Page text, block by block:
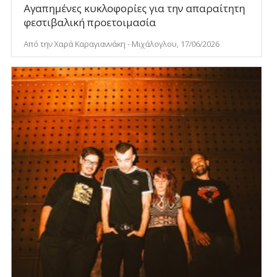
Αγαπημένες κυκλοφορίες για την απαραίτητη
φεστιβαλική προετοιμασία
Από την Χαρά Καραγιαννάκη - Μιχάλογλου, 17/06/2026